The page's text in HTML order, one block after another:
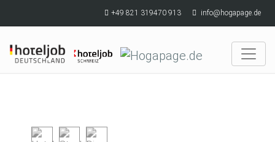
+49 821 319470 913 info@hogapage.de